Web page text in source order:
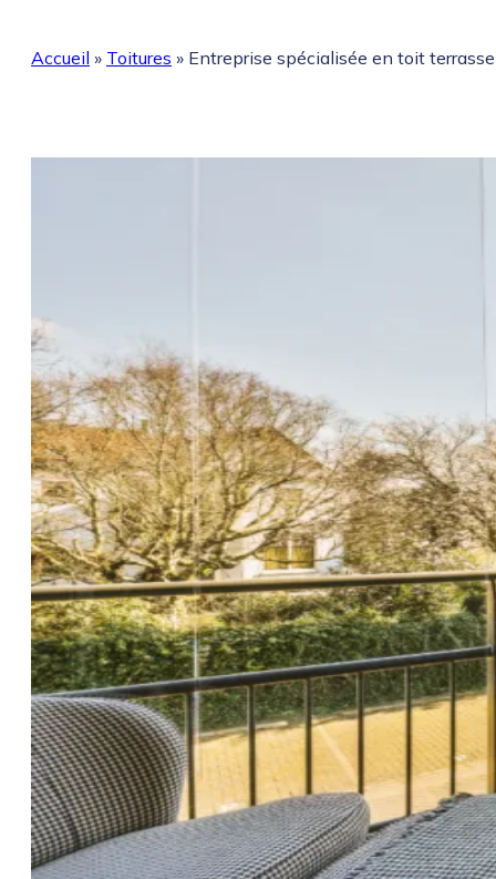
Accueil » Toitures » Entreprise spécialisée en toit